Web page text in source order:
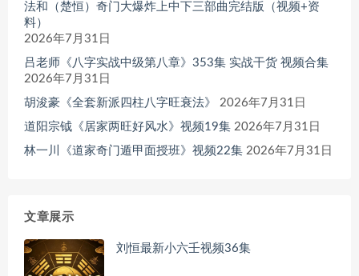
法和（楚恒）奇门大爆炸上中下三部曲完结版（视频+资
料）
2026年7月31日
吕老师《八字实战中级第八章》353集 实战干货 视频合集
2026年7月31日
胡浚豪《全套新派四柱八字旺衰法》
2026年7月31日
道阳宗钺《居家两旺好风水》视频19集 2026年7月31日
林一川《道家奇门遁甲面授班》视频22集 2026年7月31日
文章展示
刘恒最新小六壬视频36集